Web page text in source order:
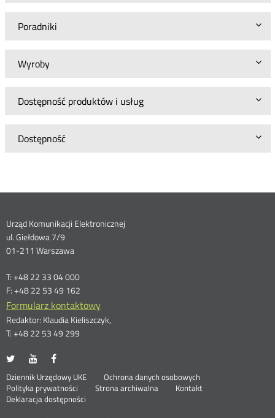
Poradniki
Wyroby
Dostępność produktów i usług
Dostępność
Dane
kontaktowe
Urząd Komunikacji Elektronicznej
ul. Giełdowa 7/9
01-211 Warszawa
T: +48 22 33 04 000
F: +48 22 53 49 162
Formularz kontaktowy
Redaktor: Klaudia Kieliszczyk,
T: +48 22 53 49 299
UKE
portalu
Twitter
Otwórz
nowym
oknie
UKE
portalu
Youtube
Otwórz
nowym
oknie
portalu
Facebook
nowym
oknie
Stopka
menu
Dziennik Urzędowy UKE Otwórz
Ochrona danych osobowych
Polityka prywatności
Otwórz
w
Strona archiwalna
Kontakt
Deklaracja dostępności